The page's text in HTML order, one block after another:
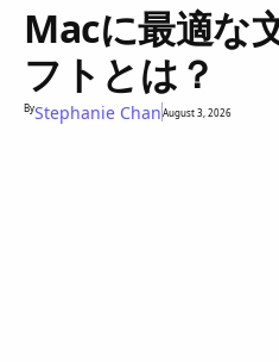
Macに最適な
フトとは？
ByStephanie ChanAugust 3, 2026